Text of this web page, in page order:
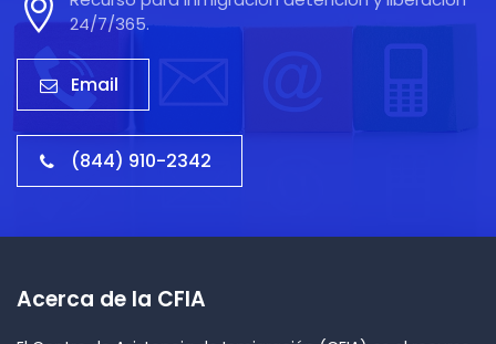
24/7/365.
Email
(844) 910-2342
Acerca de la CFIA